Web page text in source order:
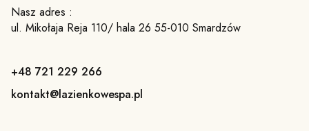
Nasz adres :
ul. Mikołaja Reja 110/ hala 26 55-010 Smardzów
+48 721 229 266
kontakt@lazienkowespa.pl